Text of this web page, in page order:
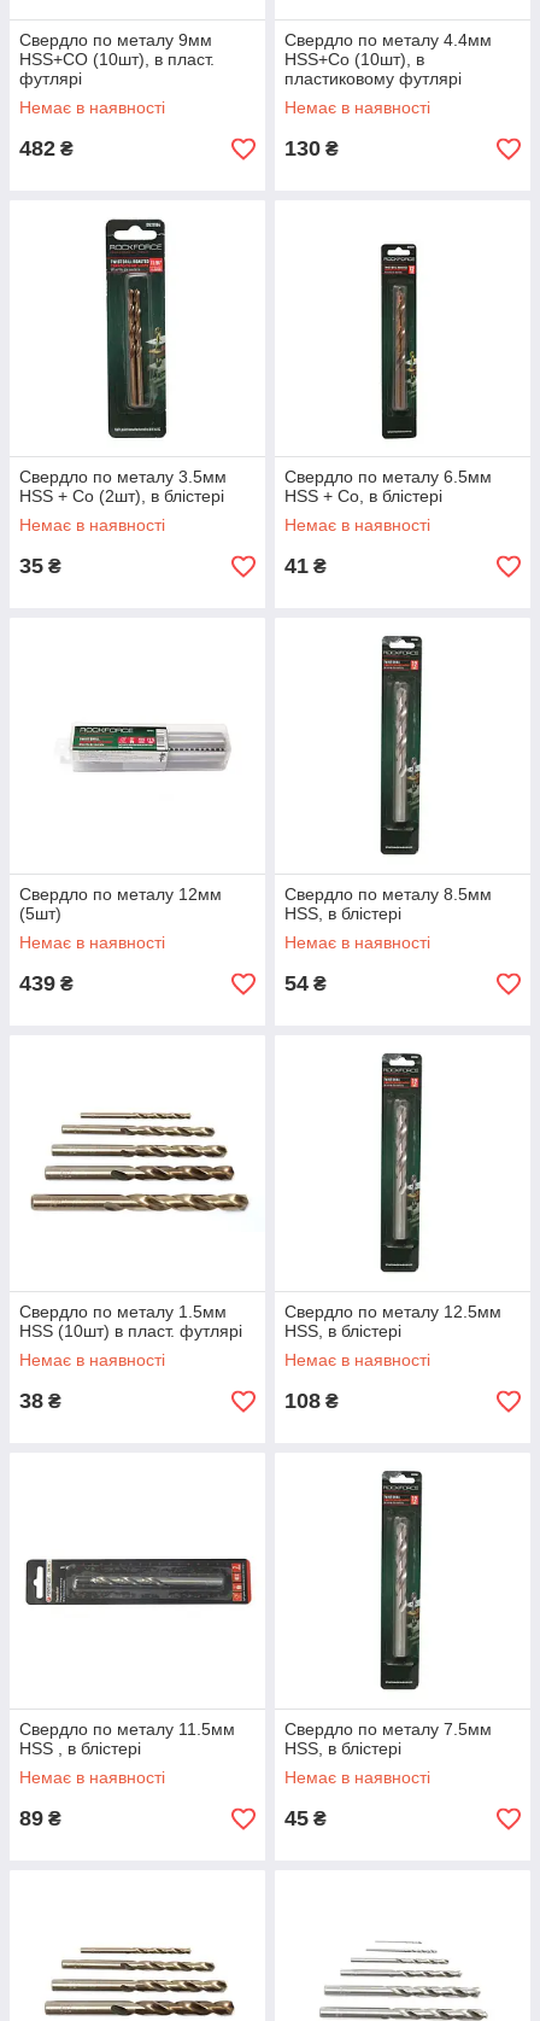
Свердло по металу 9мм
HSS+CO (10шт), в пласт.
футлярі
Немає в наявності
482 ₴
Свердло по металу 4.4мм
HSS+Co (10шт), в
пластиковому футлярі
Немає в наявності
130 ₴
Свердло по металу 3.5мм
HSS + Co (2шт), в блістері
Немає в наявності
35 ₴
Свердло по металу 6.5мм
HSS + Co, в блістері
Немає в наявності
41 ₴
Свердло по металу 12мм
(5шт)
Немає в наявності
439 ₴
Свердло по металу 8.5мм
HSS, в блістері
Немає в наявності
54 ₴
Свердло по металу 1.5мм
HSS (10шт) в пласт. футлярі
Немає в наявності
38 ₴
Свердло по металу 12.5мм
HSS, в блістері
Немає в наявності
108 ₴
Свердло по металу 11.5мм
HSS , в блістері
Немає в наявності
89 ₴
Свердло по металу 7.5мм
HSS, в блістері
Немає в наявності
45 ₴